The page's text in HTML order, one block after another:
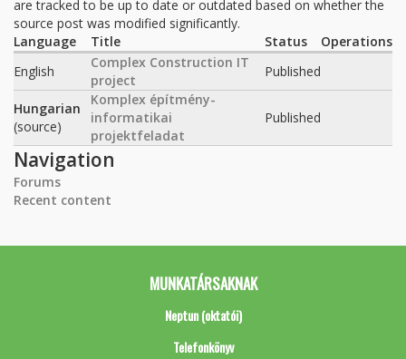
are tracked to be up to date or outdated based on whether the
source post was modified significantly.
Language
Title Status
Operations
English
Complex Construction IT
project
Published
Hungarian
(source)
Komplex építmény-
informatikai
projektfeladat
Published
Navigation
Forums
Recent content
MUNKATÁRSAKNAK
Neptun (oktatói)
Telefonkönyv